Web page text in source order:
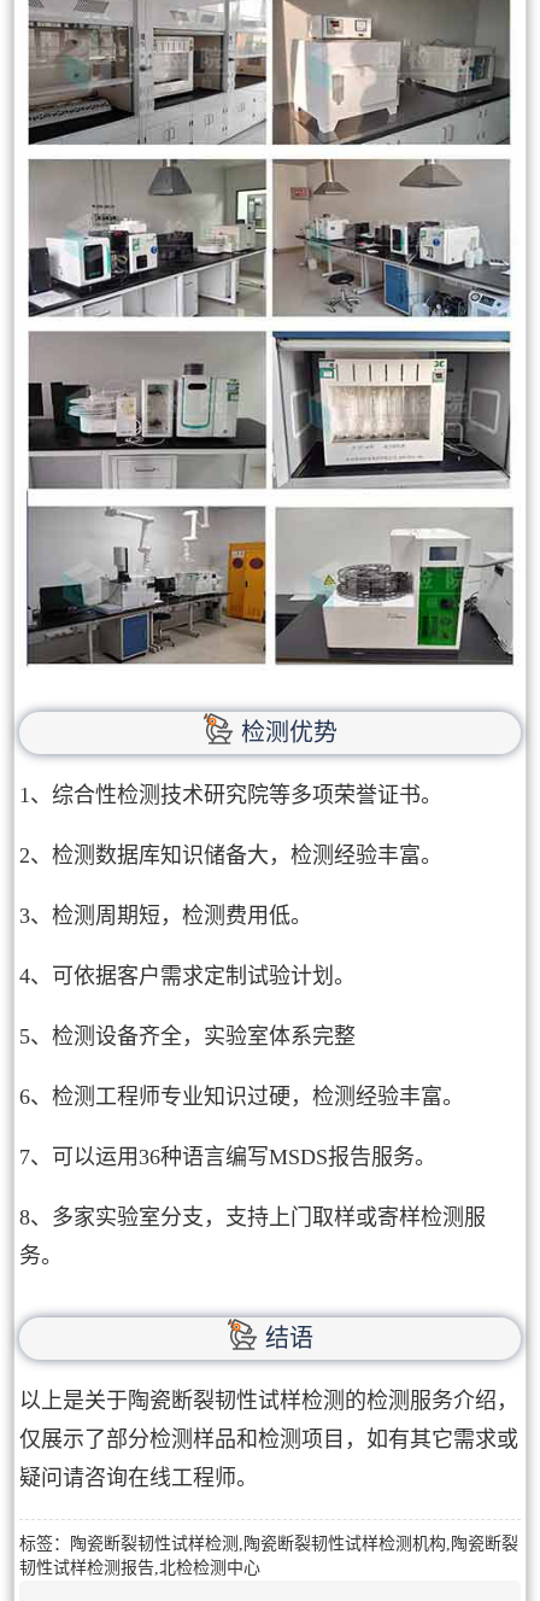
检测优势
1、综合性检测技术研究院等多项荣誉证书。
2、检测数据库知识储备大，检测经验丰富。
3、检测周期短，检测费用低。
4、可依据客户需求定制试验计划。
5、检测设备齐全，实验室体系完整
6、检测工程师专业知识过硬，检测经验丰富。
7、可以运用36种语言编写MSDS报告服务。
8、多家实验室分支，支持上门取样或寄样检测服
务。
结语
以上是关于陶瓷断裂韧性试样检测的检测服务介绍，
仅展示了部分检测样品和检测项目，如有其它需求或
疑问请咨询在线工程师。
标签：陶瓷断裂韧性试样检测,陶瓷断裂韧性试样检测机构,陶瓷断裂
韧性试样检测报告,北检检测中心